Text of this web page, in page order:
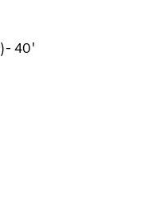
)- 40'